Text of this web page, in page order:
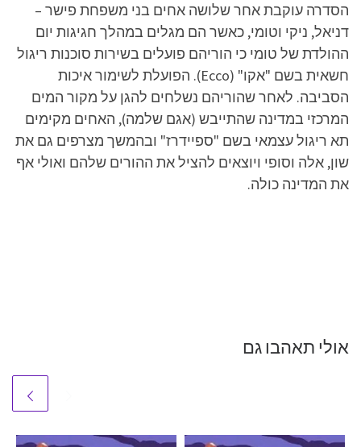
הסדרה עוקבת אחר שלושה אחים בני משפחת פישר –
דניאל, ניקי וטומי, כאשר הם מגלים במהלך חגיגות יום
ההולדת של טומי כי הוריהם פועלים בשירות סוכנות ריגול
חשאית בשם "אקו" (Ecco). הפועלת לשימור איכות
הסביבה. לאחר שהוריהם נשלחים להגן על מקור המים
המרכזי במדינה שהתייבש (אגם שלמה), האחים מקימים
תא ריגול עצמאי בשם "ספיידרז" ובהמשך מצרפים גם את
שון, אלה וסופי ויוצאים להציל את ההורים שלהם ואולי אף
את המדינה כולה.
אולי תאהבו גם